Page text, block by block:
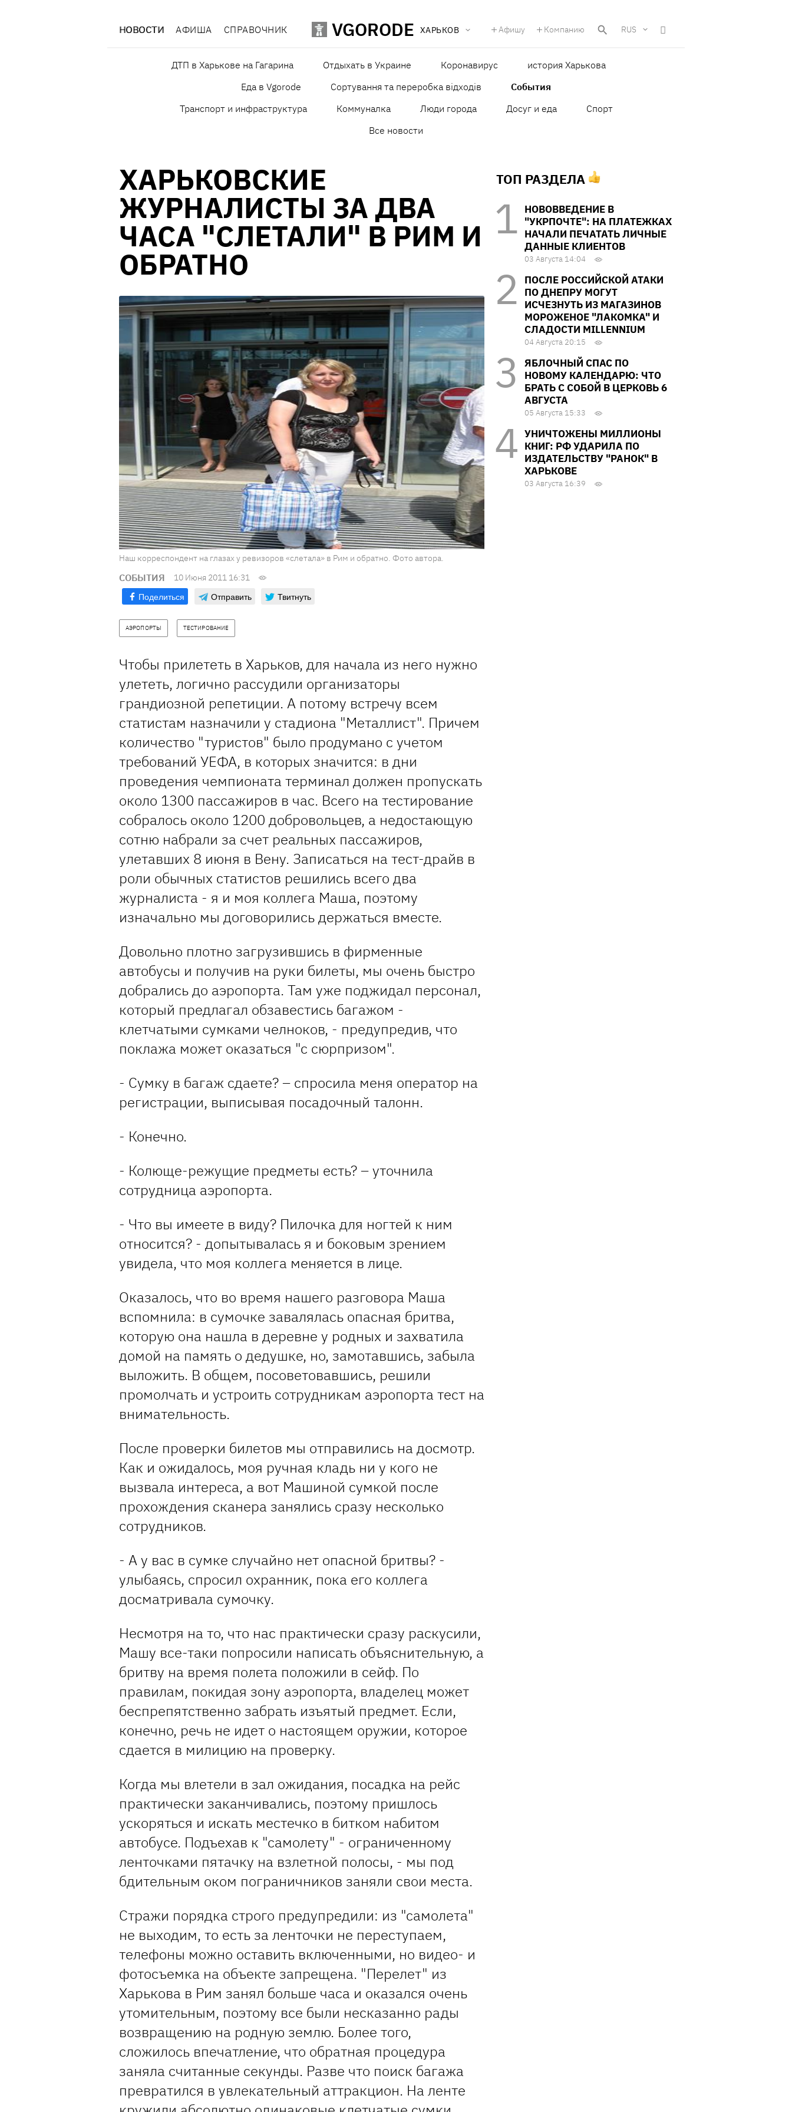
НОВОСТИ АФИША СПРАВОЧНИК VGORODE ХАРЬКОВ Афишу Компанию RUS
ДТП в Харькове на Гагарина Отдыхать в Украине Коронавирус
история Харькова
Еда в Vgorode
Сортування та переробка відходів
События
Транспорт и инфраструктура
Коммуналка Люди города Досуг и еда
Спорт
Все новости
ХАРЬКОВСКИЕ
ЖУРНАЛИСТЫ ЗА ДВА
ЧАСА "СЛЕТАЛИ" В РИМ И
ОБРАТНО
Наш корреспондент на глазах у ревизоров «слетала» в Рим и обратно. Фото автора.
СОБЫТИЯ 10 Июня 2011 16:31
Поделиться Отправить Твитнуть
АЭРОПОРТЫ ТЕСТИРОВАНИЕ
Чтобы прилететь в Харьков, для начала из него нужно
улететь, логично рассудили организаторы
грандиозной репетиции. А потому встречу всем
статистам назначили у стадиона "Металлист". Причем
количество "туристов" было продумано с учетом
требований УЕФА, в которых значится: в дни
проведения чемпионата терминал должен пропускать
около 1300 пассажиров в час. Всего на тестирование
собралось около 1200 добровольцев, а недостающую
сотню набрали за счет реальных пассажиров,
улетавших 8 июня в Вену. Записаться на тест-драйв в
роли обычных статистов решились всего два
журналиста - я и моя коллега Маша, поэтому
изначально мы договорились держаться вместе.
Довольно плотно загрузившись в фирменные
автобусы и получив на руки билеты, мы очень быстро
добрались до аэропорта. Там уже поджидал персонал,
который предлагал обзавестись багажом -
клетчатыми сумками челноков, - предупредив, что
поклажа может оказаться "с сюрпризом".
- Сумку в багаж сдаете? – спросила меня оператор на
регистрации, выписывая посадочный талонн.
- Конечно.
- Колюще-режущие предметы есть? – уточнила
сотрудница аэропорта.
- Что вы имеете в виду? Пилочка для ногтей к ним
относится? - допытывалась я и боковым зрением
увидела, что моя коллега меняется в лице.
Оказалось, что во время нашего разговора Маша
вспомнила: в сумочке завалялась опасная бритва,
которую она нашла в деревне у родных и захватила
домой на память о дедушке, но, замотавшись, забыла
выложить. В общем, посоветовавшись, решили
промолчать и устроить сотрудникам аэропорта тест на
внимательность.
После проверки билетов мы отправились на досмотр.
Как и ожидалось, моя ручная кладь ни у кого не
вызвала интереса, а вот Машиной сумкой после
прохождения сканера занялись сразу несколько
сотрудников.
- А у вас в сумке случайно нет опасной бритвы? -
улыбаясь, спросил охранник, пока его коллега
досматривала сумочку.
Несмотря на то, что нас практически сразу раскусили,
Машу все-таки попросили написать объяснительную, а
бритву на время полета положили в сейф. По
правилам, покидая зону аэропорта, владелец может
беспрепятственно забрать изъятый предмет. Если,
конечно, речь не идет о настоящем оружии, которое
сдается в милицию на проверку.
Когда мы влетели в зал ожидания, посадка на рейс
практически заканчивались, поэтому пришлось
ускоряться и искать местечко в битком набитом
автобусе. Подъехав к "самолету" - ограниченному
ленточками пятачку на взлетной полосы, - мы под
бдительным оком пограничников заняли свои места.
Стражи порядка строго предупредили: из "самолета"
не выходим, то есть за ленточки не переступаем,
телефоны можно оставить включенными, но видео- и
фотосъемка на объекте запрещена. "Перелет" из
Харькова в Рим занял больше часа и оказался очень
утомительным, поэтому все были несказанно рады
возвращению на родную землю. Более того,
сложилось впечатление, что обратная процедура
заняла считанные секунды. Разве что поиск багажа
превратился в увлекательный аттракцион. На ленте
ТОП РАЗДЕЛА
НОВОВВЕДЕНИЕ В
"УКРПОЧТЕ": НА ПЛАТЕЖКАХ
НАЧАЛИ ПЕЧАТАТЬ ЛИЧНЫЕ
ДАННЫЕ КЛИЕНТОВ
03 Августа 14:04
ПОСЛЕ РОССИЙСКОЙ АТАКИ
ПО ДНЕПРУ МОГУТ
ИСЧЕЗНУТЬ ИЗ МАГАЗИНОВ
МОРОЖЕНОЕ "ЛАКОМКА" И
СЛАДОСТИ MILLENNIUM
04 Августа 20:15
ЯБЛОЧНЫЙ СПАС ПО
НОВОМУ КАЛЕНДАРЮ: ЧТО
БРАТЬ С СОБОЙ В ЦЕРКОВЬ 6
АВГУСТА
05 Августа 15:33
УНИЧТОЖЕНЫ МИЛЛИОНЫ
КНИГ: РФ УДАРИЛА ПО
ИЗДАТЕЛЬСТВУ "РАНОК" В
ХАРЬКОВЕ
03 Августа 16:39